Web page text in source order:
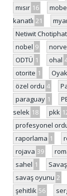
mısır 16
kanatlı 21
Netiwit
nobel 9
ODTÜ 1 ohal
otorite 1 Oyak
özel ordu 4
paraguay 1
selek 18 pkk
profesyonel
raporlama 1
rojava 39
sahel 1 Savaş
savaş oyunu 2
şehitlik 56